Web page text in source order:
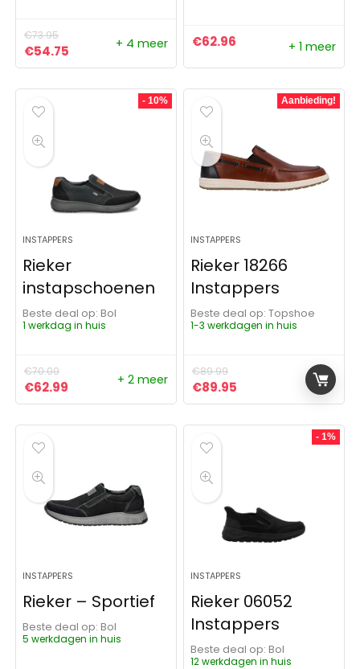
€73.95
Oorspronkelijke prijs was: €73.95.
€54.75 Huidige prijs is: €54.75.
+ 4 meer €62.96 + 1 meer
- 10%
INSTAPPERS
Rieker
instapschoenen
Beste deal op:
Bol
1 werkdag in huis
€70.00
Oorspronkelijke prijs was: €70.00.
€62.99 Huidige prijs is: €62.99.
+ 2 meer
Aanbieding!
INSTAPPERS
Rieker 18266
Instappers
Beste deal op:
Topshoe
1-3 werkdagen in huis
€89.99
Oorspronkelijke prijs
€89.95 Huidige prijs is:
INSTAPPERS
Rieker – Sportief
Beste deal op:
Bol
5 werkdagen in huis
- 1%
INSTAPPERS
Rieker 06052
Instappers
Beste deal op:
Bol
12 werkdagen in huis